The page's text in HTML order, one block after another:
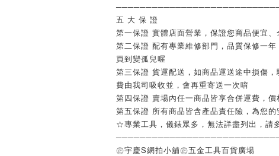
五 大 保 證
第一保證 實體店面營業，保證您商品便宜、
第二保證 配有專業維修部門，品質保修一
買到變孤兒喔
第三保證 貨運配送，如商品運送途中損傷
費由我司吸收並，會再重寄送一次唷
第四保證 賣場內任一商品皆享合併運費，價
第五保證 所有商品皆含產品責任險，為您
☆專業工具，儀錶眾多，無法詳盡列出，請
㊣宇慶S網拍小舖㊣五金工具百貨廣場